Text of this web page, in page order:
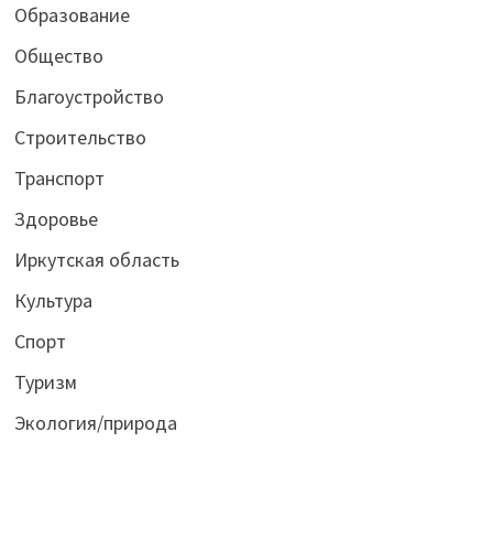
Образование
Общество
Благоустройство
Строительство
Транспорт
Здоровье
Иркутская область
Культура
Спорт
Туризм
Экология/природа